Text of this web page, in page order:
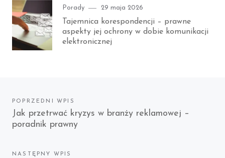
Category
Porady
Posted
on
29 maja 2026
Tajemnica korespondencji – prawne
aspekty jej ochrony w dobie komunikacji
elektronicznej
Nawigacja
wpisu
POPRZEDNI WPIS
Previous
post:
Jak przetrwać kryzys w branży reklamowej –
poradnik prawny
NASTĘPNY WPIS